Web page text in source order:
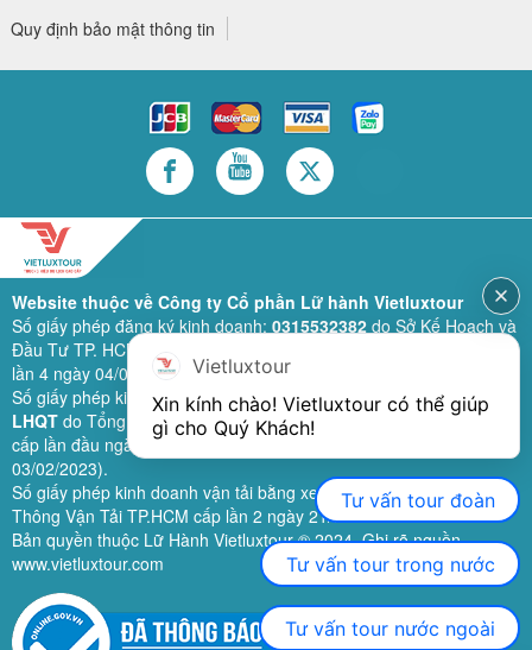
Quy định bảo mật thông tin
Website thuộc về Công ty Cổ phần Lữ hành Vietluxtour
Số giấy phép đăng ký kinh doanh: 0315532382do Sở Kế Hoạch và
Đầu Tư TP. HCM cấp lần đầu ngày 28/02/2019 (sửa đổi bổ sung
lần 4 ngày 04/06/2024).
Số giấy phép kinh doanh lữ hành quốc tế:79-1111/2019/TCDL-GP
LHQTdo Tổng Cục Du Lịch (nay là Cục Du lịch quốc gia Việt Nam)
cấp lần đầu ngày 26/09/2019 (sửa đổi, bổ sung lần 3 ngày
03/02/2023).
Số giấy phép kinh doanh vận tải bằng xe ô tô:11924do Sở Giao
Thông Vận Tải TP.HCM cấp lần 2 ngày 21/02/2023.
Bản quyền thuộc Lữ Hành Vietluxtour ® 2024. Ghi rõ nguồn
www.vietluxtour.com
Vietluxtour
Xin kính chào! Vietluxtour có thể giúp
gì cho Quý Khách!
Tư vấn tour đoàn
Tư vấn tour trong nước
Tư vấn tour nước ngoài